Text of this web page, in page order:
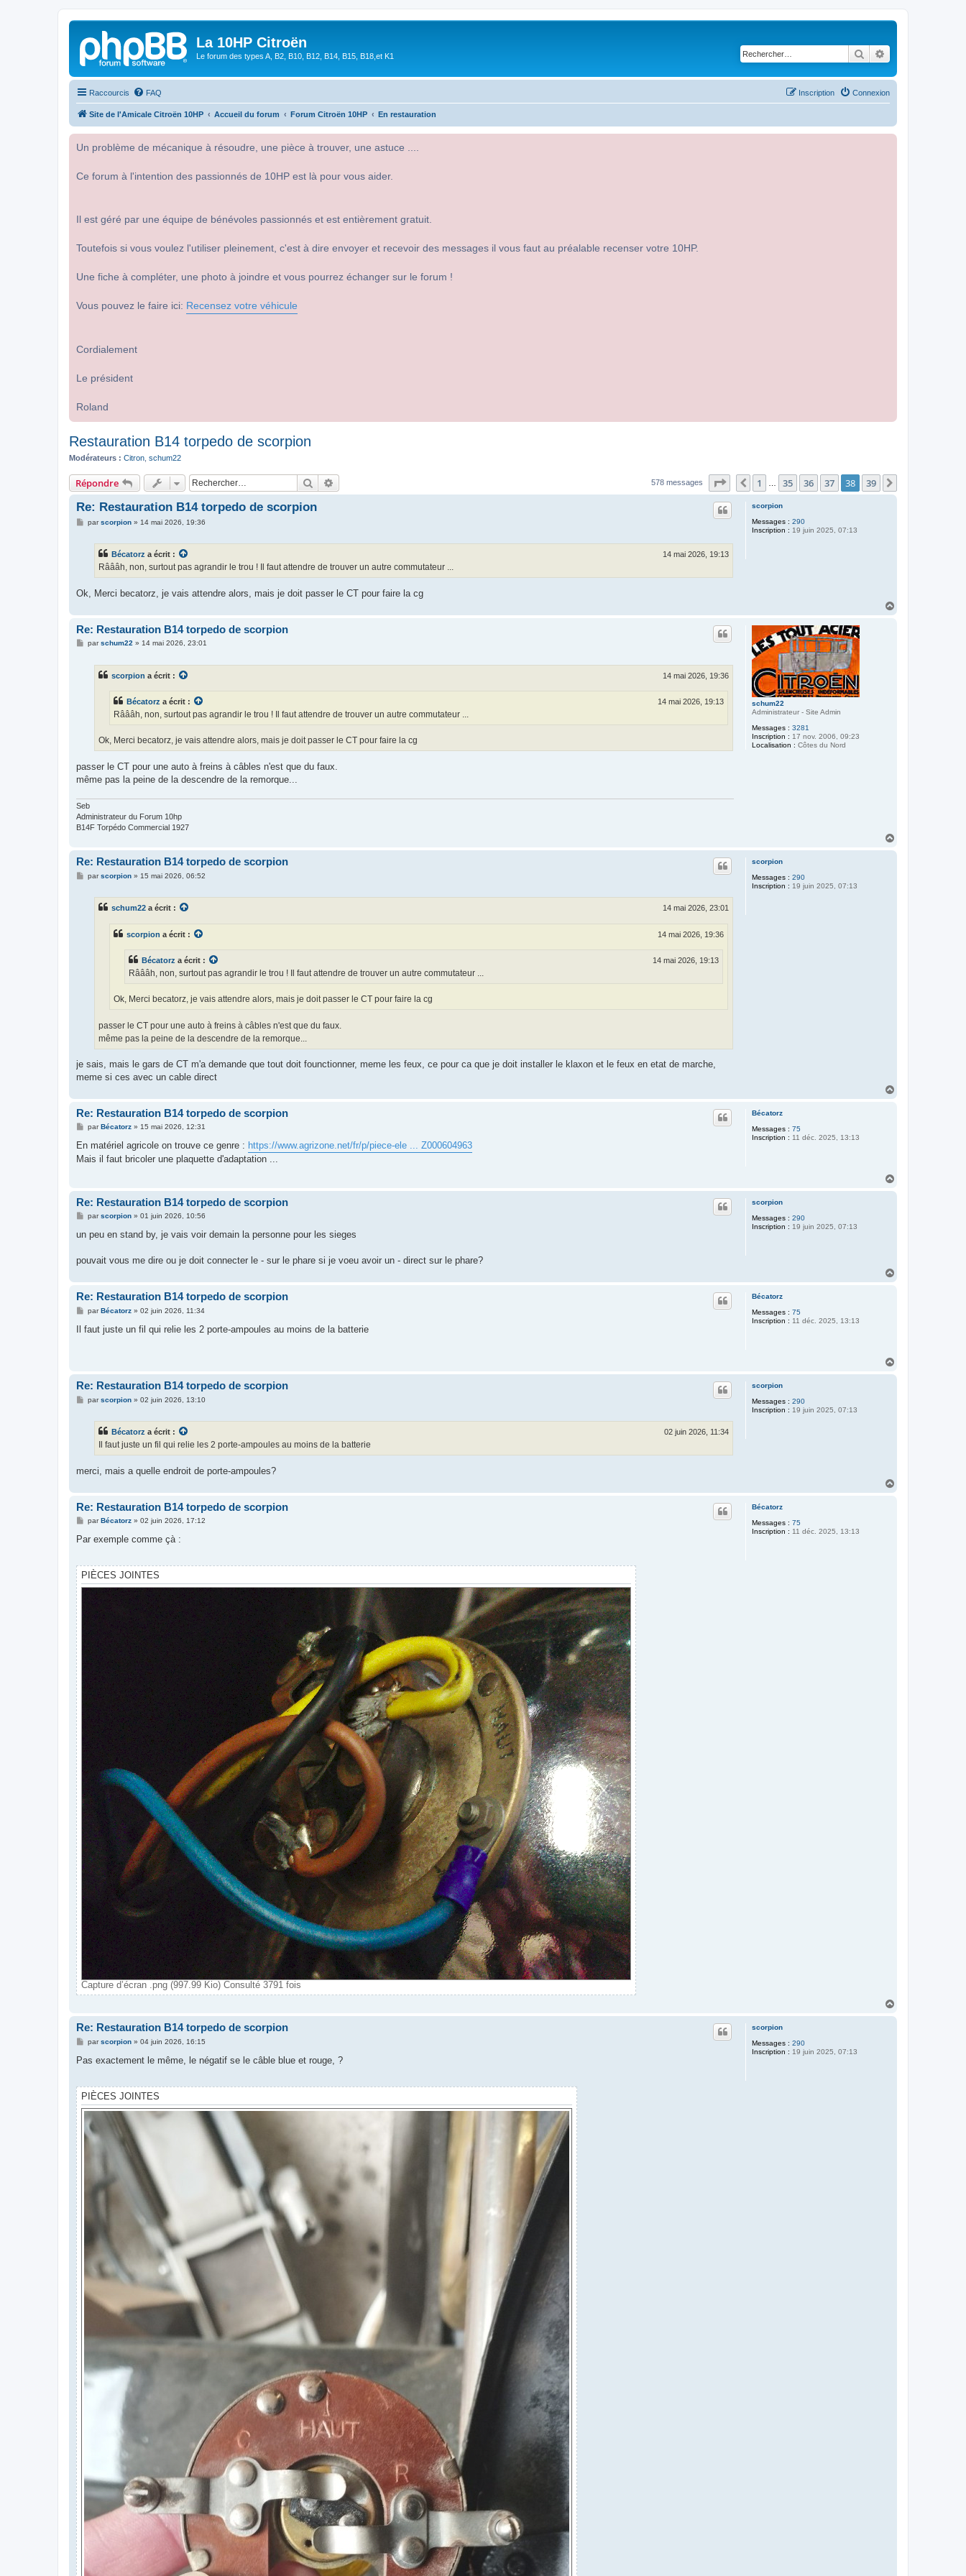
La 10HP Citroën
Le forum des types A, B2, B10, B12, B14, B15, B18,et K1 Rechercher
Raccourcis FAQ Connexion
Inscription
Site de l'Amicale Citroën 10HP Accueil du forum Forum Citroën 10HP En restauration
Un problème de mécanique à résoudre, une pièce à trouver, une astuce ....
Ce forum à l'intention des passionnés de 10HP est là pour vous aider.
Il est géré par une équipe de bénévoles passionnés et est entièrement gratuit.
Toutefois si vous voulez l'utiliser pleinement, c'est à dire envoyer et recevoir des messages il vous faut au préalable recenser votre 10HP.
Une fiche à compléter, une photo à joindre et vous pourrez échanger sur le forum !
Vous pouvez le faire ici: Recensez votre véhicule
Cordialement
Le président
Roland
Restauration B14 torpedo de scorpion
Modérateurs : Citron schum22
Répondre Rechercher 578 messages Page 38 sur 39
Précédent
1 35 36 37 38 39
scorpion
Messages : 290
Inscription : 19 juin 2025, 07:13
Re: Restauration B14 torpedo de scorpion
Mparscorpion» 14 mai 2026, 19:36
Bécatorz a écrit : 14 mai 2026, 19:13
Râââh, non, surtout pas agrandir le trou ! Il faut attendre de trouver un autre commutateur ...
Ok, Merci becatorz, je vais attendre alors, mais je doit passer le CT pour faire la cg
schum22
Administrateur - Site Admin
Messages : 3281
Inscription : 17 nov. 2006, 09:23
Localisation : Côtes du Nord
Re: Restauration B14 torpedo de scorpion
Mparschum22» 14 mai 2026, 23:01
scorpion a écrit : 14 mai 2026, 19:36
Bécatorz a écrit : 14 mai 2026, 19:13
Râââh, non, surtout pas agrandir le trou ! Il faut attendre de trouver un autre commutateur ...
Ok, Merci becatorz, je vais attendre alors, mais je doit passer le CT pour faire la cg
passer le CT pour une auto à freins à câbles n'est que du faux.
même pas la peine de la descendre de la remorque...
Seb
Administrateur du Forum 10hp
B14F Torpédo Commercial 1927
scorpion
Messages : 290
Inscription : 19 juin 2025, 07:13
Re: Restauration B14 torpedo de scorpion
Mparscorpion» 15 mai 2026, 06:52
schum22 a écrit : 14 mai 2026, 23:01
scorpion a écrit : 14 mai 2026, 19:36
Bécatorz a écrit : 14 mai 2026, 19:13
Râââh, non, surtout pas agrandir le trou ! Il faut attendre de trouver un autre commutateur ...
Ok, Merci becatorz, je vais attendre alors, mais je doit passer le CT pour faire la cg
passer le CT pour une auto à freins à câbles n'est que du faux.
même pas la peine de la descendre de la remorque...
je sais, mais le gars de CT m'a demande que tout doit founctionner, meme les feux, ce pour ca que je doit installer le klaxon et le feux en etat de marche,
meme si ces avec un cable direct
Bécatorz
Messages : 75
Inscription : 11 déc. 2025, 13:13
Re: Restauration B14 torpedo de scorpion
M
s
a
par Bécatorz» 15 mai 2026, 12:31
En matériel agricole on trouve ce genre : https://www.agrizone.net/fr/p/piece-ele ... Z000604963
Mais il faut bricoler une plaquette d'adaptation ...
scorpion
Messages : 290
Inscription : 19 juin 2025, 07:13
Re: Restauration B14 torpedo de scorpion
M
s
g
parscorpion» 01 juin 2026, 10:56
un peu en stand by, je vais voir demain la personne pour les sieges
pouvait vous me dire ou je doit connecter le - sur le phare si je voeu avoir un - direct sur le phare?
Bécatorz
Messages : 75
Inscription : 11 déc. 2025, 13:13
Re: Restauration B14 torpedo de scorpion
M
s
parBécatorz» 02 juin 2026, 11:34
Il faut juste un fil qui relie les 2 porte-ampoules au moins de la batterie
scorpion
Messages : 290
Inscription : 19 juin 2025, 07:13
Re: Restauration B14 torpedo de scorpion
Mparscorpion» 02 juin 2026, 13:10
Bécatorz a écrit : 02 juin 2026, 11:34
Il faut juste un fil qui relie les 2 porte-ampoules au moins de la batterie
merci, mais a quelle endroit de porte-ampoules?
Bécatorz
Messages : 75
Inscription : 11 déc. 2025, 13:13
Re: Restauration B14 torpedo de scorpion
M
s
e
parBécatorz» 02 juin 2026, 17:12
Par exemple comme çà :
PIÈCES JOINTES
Capture d’écran .png (997.99 Kio) Consulté 3791 fois
scorpion
Messages : 290
Inscription : 19 juin 2025, 07:13
Re: Restauration B14 torpedo de scorpion
M
s
e
parscorpion» 04 juin 2026, 16:15
Pas exactement le même, le négatif se le câble blue et rouge, ?
PIÈCES JOINTES